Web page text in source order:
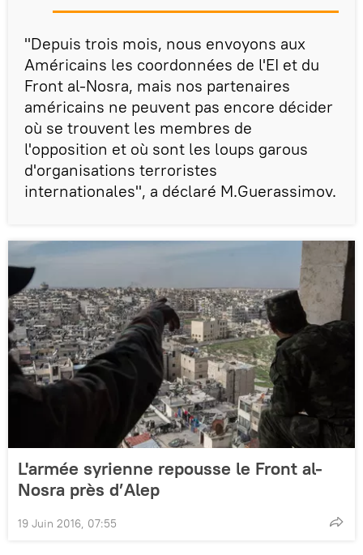
"Depuis trois mois, nous envoyons aux
Américains les coordonnées de l'EI et du
Front al-Nosra, mais nos partenaires
américains ne peuvent pas encore décider
où se trouvent les membres de
l'opposition et où sont les loups garous
d'organisations terroristes
internationales", a déclaré M.Guerassimov.
L'armée syrienne repousse le Front al-
Nosra près d’Alep
19 Juin 2016, 07:55